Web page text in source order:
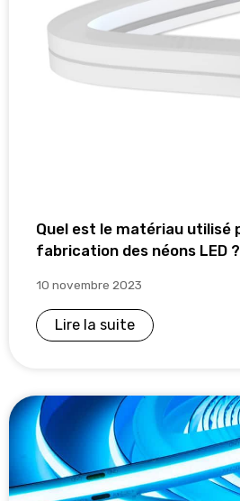
Quel est le matériau utilisé
fabrication des néons LED ?
10 novembre 2023
Lire la suite